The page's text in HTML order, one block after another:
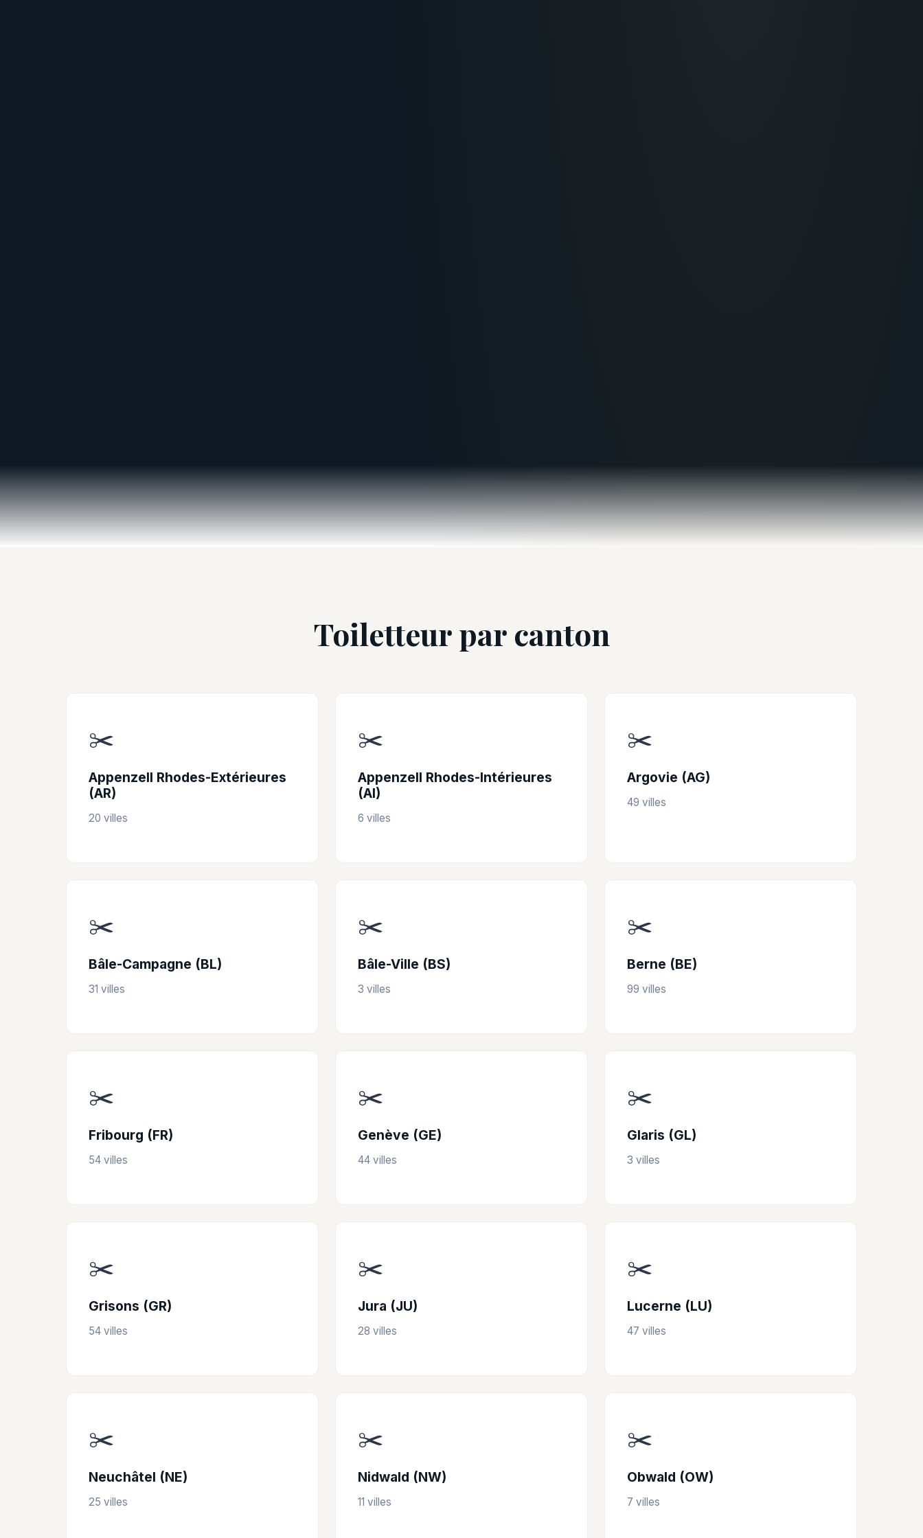
Toiletteur par canton
✂️
Appenzell Rhodes-Extérieures
(AR)
20 villes
✂️
Appenzell Rhodes-Intérieures
(AI)
6 villes
✂️
Argovie (AG)
49 villes
✂️
Bâle-Campagne (BL)
31 villes
✂️
Bâle-Ville (BS)
3 villes
✂️
Berne (BE)
99 villes
✂️
Fribourg (FR)
54 villes
✂️
Genève (GE)
44 villes
✂️
Glaris (GL)
3 villes
✂️
Grisons (GR)
54 villes
✂️
Jura (JU)
28 villes
✂️
Lucerne (LU)
47 villes
✂️
Neuchâtel (NE)
25 villes
✂️
Nidwald (NW)
11 villes
✂️
Obwald (OW)
7 villes